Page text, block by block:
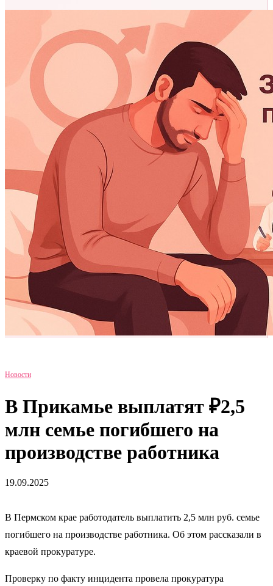
Новости
В Прикамье выплатят ₽2,5
млн семье погибшего на
производстве работника
19.09.2025
В Пермском крае работодатель выплатить 2,5 млн руб. семье
погибшего на производстве работника. Об этом рассказали в
краевой прокуратуре.
Проверку по факту инцидента провела прокуратура